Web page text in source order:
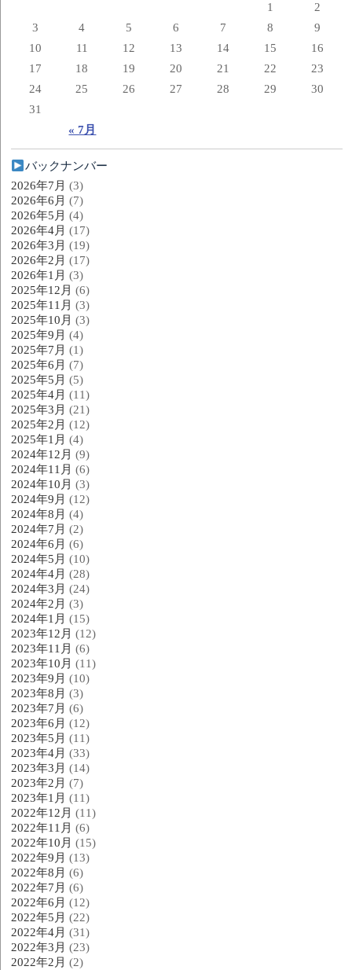
« 7月
1
2
3
4 5 6 7 8
9
10
11 12 13 14 15
16
17
18 19 20 21 22
23
24
25 26 27 28 29
30
31
バックナンバー
2026年7月 (3)
2026年6月 (7)
2026年5月 (4)
2026年4月 (17)
2026年3月 (19)
2026年2月 (17)
2026年1月 (3)
2025年12月 (6)
2025年11月 (3)
2025年10月 (3)
2025年9月 (4)
2025年7月 (1)
2025年6月 (7)
2025年5月 (5)
2025年4月 (11)
2025年3月 (21)
2025年2月 (12)
2025年1月 (4)
2024年12月 (9)
2024年11月 (6)
2024年10月 (3)
2024年9月 (12)
2024年8月 (4)
2024年7月 (2)
2024年6月 (6)
2024年5月 (10)
2024年4月 (28)
2024年3月 (24)
2024年2月 (3)
2024年1月 (15)
2023年12月 (12)
2023年11月 (6)
2023年10月 (11)
2023年9月 (10)
2023年8月 (3)
2023年7月 (6)
2023年6月 (12)
2023年5月 (11)
2023年4月 (33)
2023年3月 (14)
2023年2月 (7)
2023年1月 (11)
2022年12月 (11)
2022年11月 (6)
2022年10月 (15)
2022年9月 (13)
2022年8月 (6)
2022年7月 (6)
2022年6月 (12)
2022年5月 (22)
2022年4月 (31)
2022年3月 (23)
2022年2月 (2)